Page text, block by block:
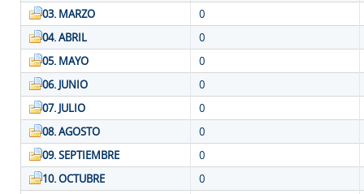
03. MARZO
0
04. ABRIL
0
05. MAYO
0
06. JUNIO
0
07. JULIO
0
08. AGOSTO
0
09. SEPTIEMBRE
0
10. OCTUBRE
0